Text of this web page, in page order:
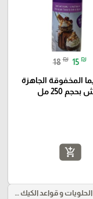
18 ₪ 15 ₪
المخفوقة الجاهزة
بحجم 250 مل
add_shopping_cart
علب تغليف الحلويات و قواعد الكيك و علب بلاستيكية بأنواعها